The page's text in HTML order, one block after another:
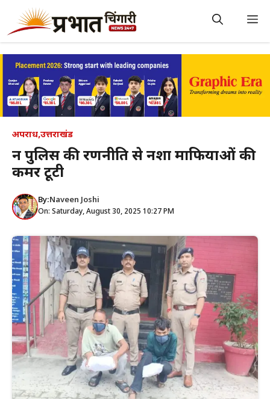
content
अपराध,उत्तराखंड
दून पुलिस की रणनीति से नशा माफियाओं की
कमर टूटी
By:Naveen Joshi
On: Saturday, August 30, 2025 10:27 PM